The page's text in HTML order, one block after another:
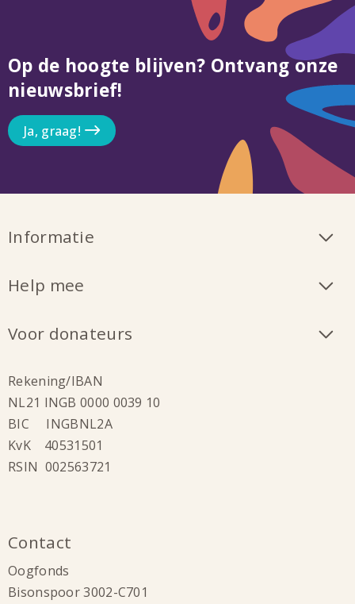
Op de hoogte blijven? Ontvang onze
nieuwsbrief!
Ja, graag!
Informatie
Help mee
Voor donateurs
Rekening/IBAN
NL21 INGB 0000 0039 10
BIC INGBNL2A
KvK 40531501
RSIN 002563721
Contact
Oogfonds
Bisonspoor 3002-C701